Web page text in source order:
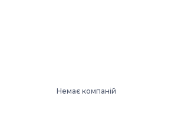
Немає компаній